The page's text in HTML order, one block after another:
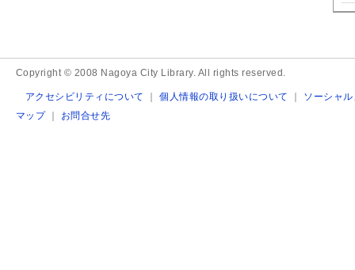
Copyright © 2008 Nagoya City Library. All rights reserved.
アクセシビリティについて ｜個人情報の取り扱いについて ｜ ソーシャ
マップ｜ お問合せ先